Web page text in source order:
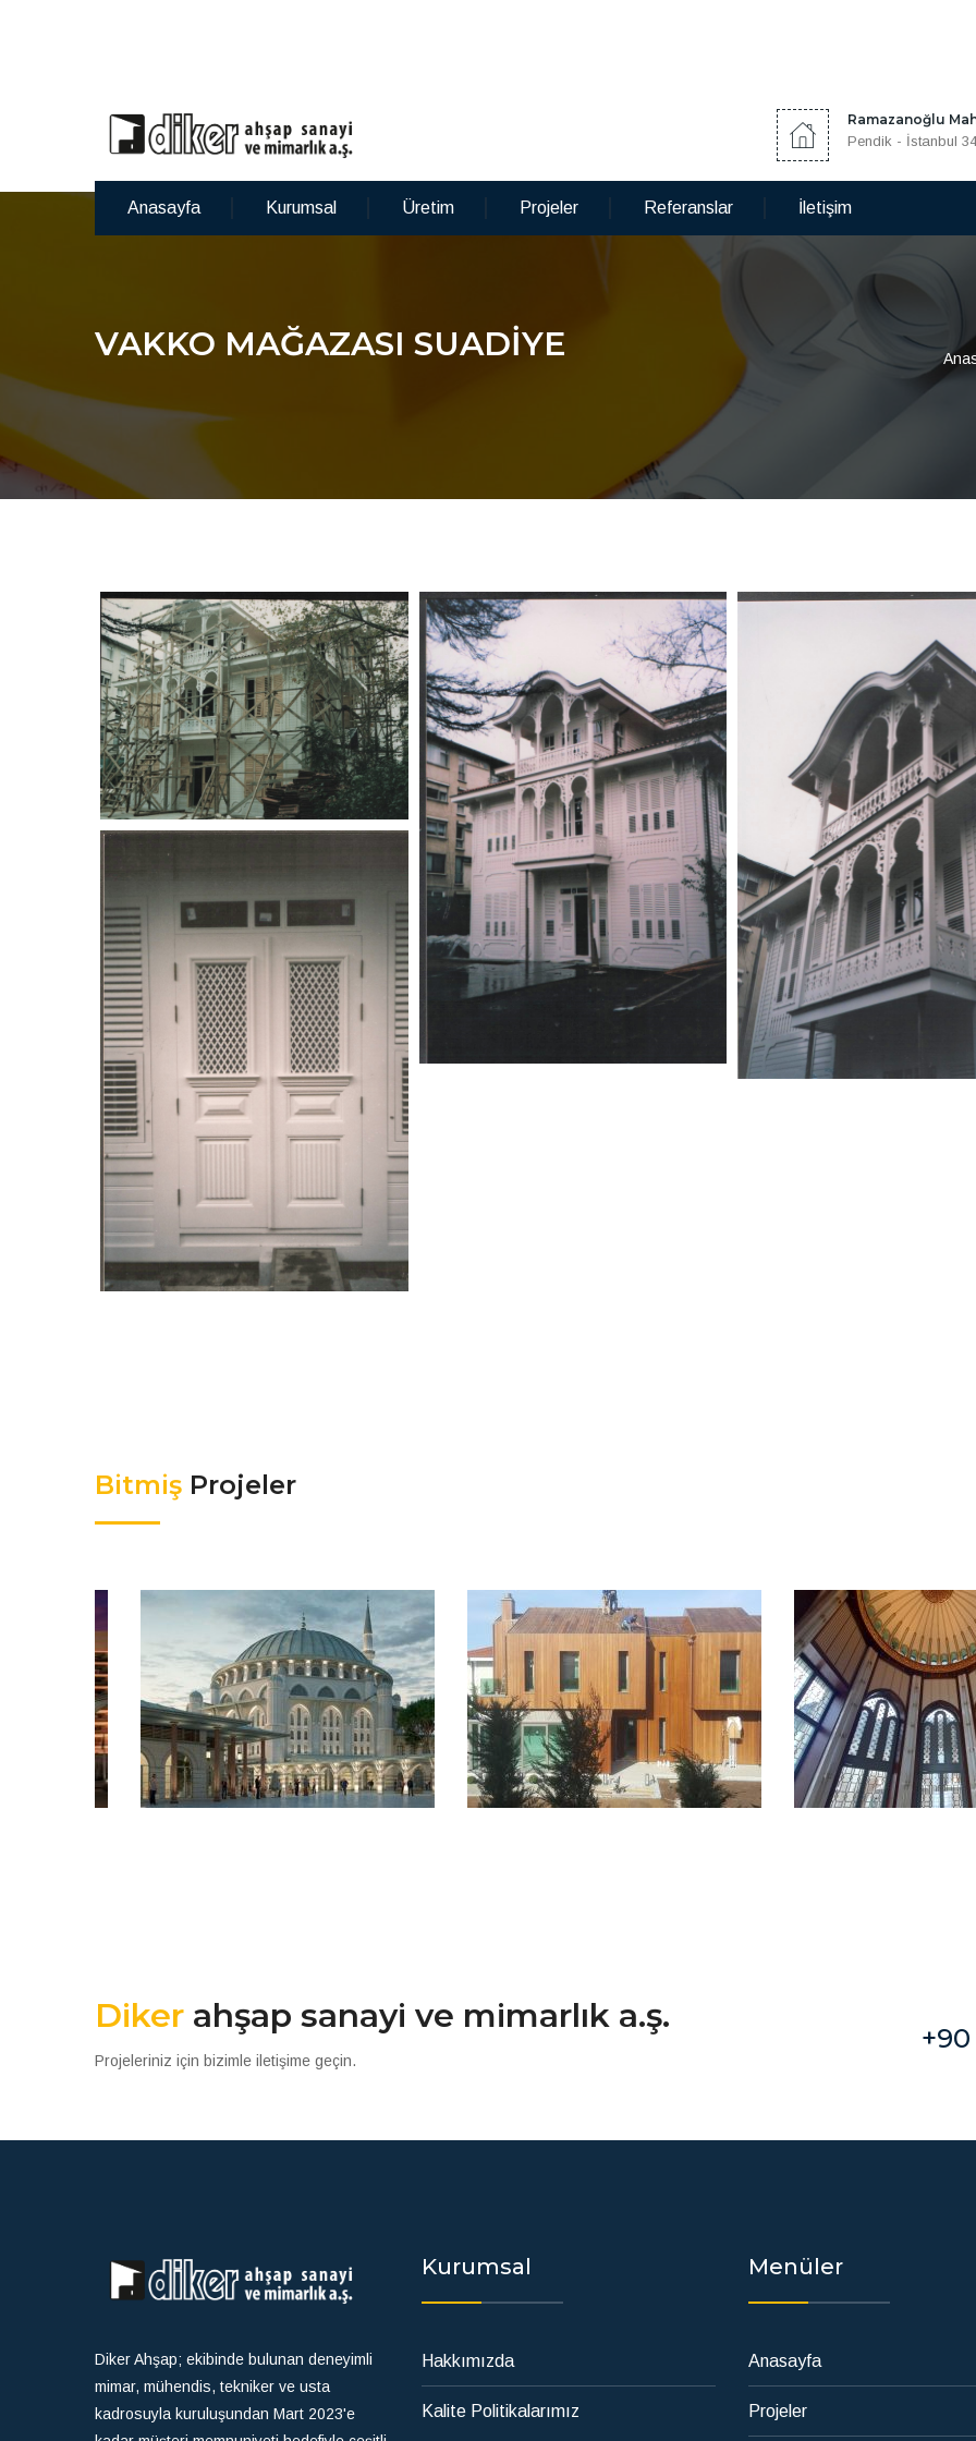
Ramazanoğlu
Pendik - İstanbul
Anasayfa Kurumsal Üretim Projeler Referanslar İletişim
VAKKO MAĞAZASI SUADİYE
Bitmiş Projeler
HALKALI CAMİ
Bitmiş Projeler
ŞİLE VİLLA PROJESİ
Bitmiş Projeler
TAKSİM CAMİ
Bitmiş Projeler
Diker ahşap sanayi ve mimarlık a.ş.
Projeleriniz için bizimle iletişime geçin.
+90
Diker Ahşap; ekibinde bulunan deneyimli
mimar, mühendis, tekniker ve usta
kadrosuyla kuruluşundan Mart 2023'e
Kurumsal
Hakkımızda
Kalite Politikalarımız
Menüler
Anasayfa
Projeler